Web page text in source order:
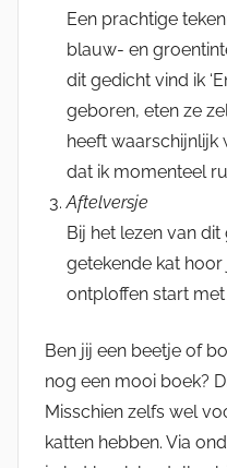
Een prachtige
blauw- en
dit gedicht vind ik
geboren, eten ze
heeft waarschijnlijk
dat ik momenteel
Aftelversje
Bij het lezen van
getekende kat
ontploffen start
Ben jij een beetje of
nog een mooi boek?
Misschien zelfs wel
katten hebben. Via